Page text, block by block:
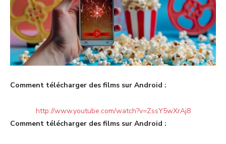
Comment télécharger des films sur Android :
http://www.youtube.com/watch?v=ZssY5wXrAj8
Comment télécharger des films sur Android :